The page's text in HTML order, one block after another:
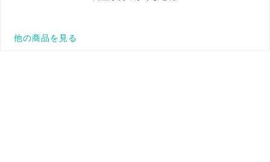
他の商品を見る